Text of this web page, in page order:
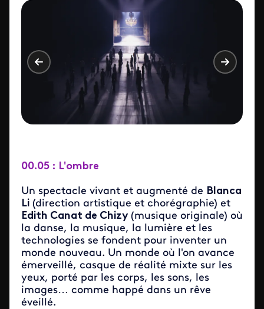
00.05 : L'ombre
Un spectacle vivant et augmenté de Blanca
Li (direction artistique et chorégraphie) et
Edith Canat de Chizy(musique originale) où
la danse, la musique, la lumière et les
technologies se fondent pour inventer un
monde nouveau. Un monde où l'on avance
émerveillé, casque de réalité mixte sur les
yeux, porté par les corps, les sons, les
images… comme happé dans un rêve
éveillé.